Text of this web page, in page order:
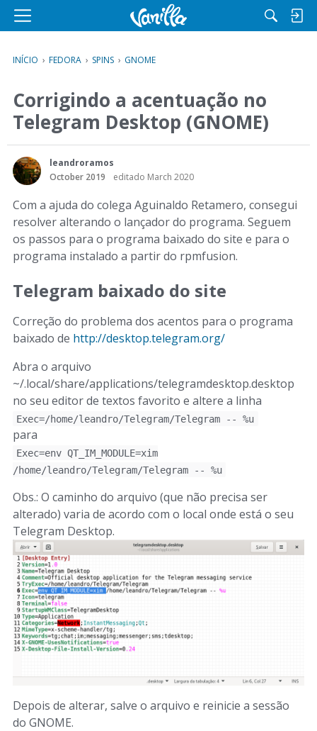
M
n
u
INÍCIO › FEDORA › SPINS › GNOME
Corrigindo a acentuação no
Telegram Desktop (GNOME)
leandroramos
October 2019
editado March 2020
Com a ajuda do colega Aguinaldo Retamero, consegui
resolver alterando o lançador do programa. Seguem
os passos para o programa baixado do site e para o
programa instalado a partir do rpmfusion.
Telegram baixado do site
Correção do problema dos acentos para o programa
baixado de http://desktop.telegram.org/
Abra o arquivo
~/.local/share/applications/telegramdesktop.desktop
no seu editor de textos favorito e altere a linha
Exec=/home/leandro/Telegram/Telegram -- %u
para
Exec=env QT_IM_MODULE=xim
/home/leandro/Telegram/Telegram -- %u
Obs.: O caminho do arquivo (que não precisa ser
alterado) varia de acordo com o local onde está o seu
Telegram Desktop.
Depois de alterar, salve o arquivo e reinicie a sessão
do GNOME.